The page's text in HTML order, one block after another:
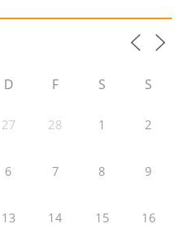
D F S S
27 28 1 2
6 7 8 9
13 14 15 16